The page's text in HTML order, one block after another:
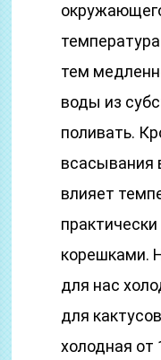
тем
воды из
поливать.
всасывания
влияет
корешками.
для нас
для
холодная от